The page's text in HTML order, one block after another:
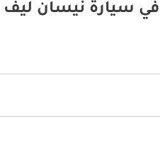
في سيارة نيسان ليف